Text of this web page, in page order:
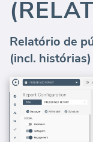
Relatório de
(incl. histórias)